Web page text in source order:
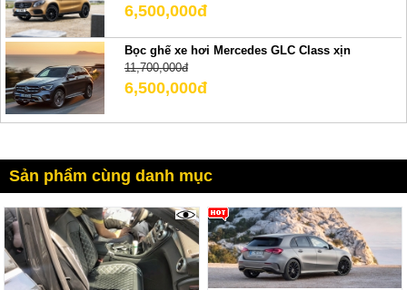
6,500,000đ
Bọc ghế xe hơi Mercedes GLC Class xịn
11,700,000đ
6,500,000đ
Sản phẩm cùng danh mục
5151